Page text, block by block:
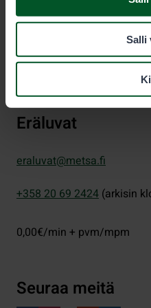
Salli
PL 80 (Opastinsilta 12 C)
00521Helsinki
Eräluvat
eraluvat@metsa.fi
+358 20 69 2424 (arkisin
0,00€/min + pvm/mpm
Seuraa meitä